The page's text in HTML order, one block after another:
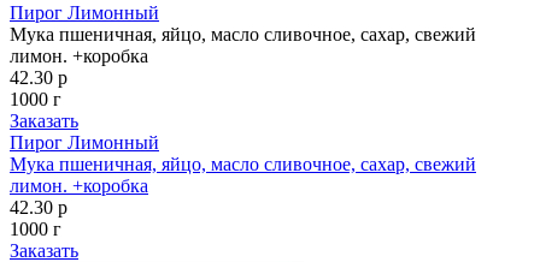
Пирог Лимонный
Мука пшеничная, яйцо, масло сливочное, сахар, свежий
лимон. +коробка
42.30 р
1000 г
Заказать
Пирог Лимонный
Мука пшеничная, яйцо, масло сливочное, сахар, свежий
лимон. +коробка
42.30 р
1000 г
Заказать